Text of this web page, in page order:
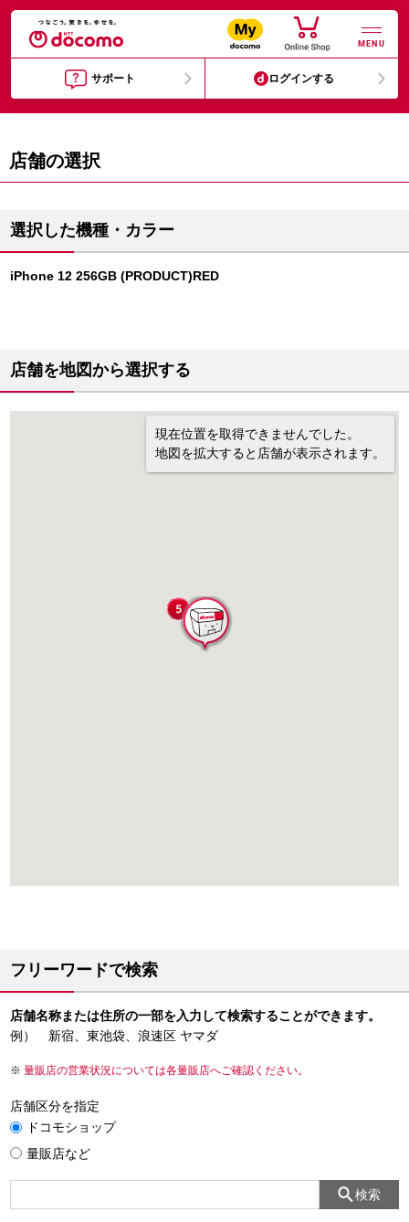
MENU
サポート ログインする
店舗の選択
選択した機種・カラー
iPhone 12 256GB (PRODUCT)RED
店舗を地図から選択する
現在位置を取得できませんでした。
地図を拡大すると店舗が表示されます。
フリーワードで検索
店舗名称または住所の一部を入力して検索することができます。
例） 新宿、東池袋、浪速区 ヤマダ
量販店の営業状況については各量販店へご確認ください。
店舗区分を指定
ドコモショップ
量販店など
検索